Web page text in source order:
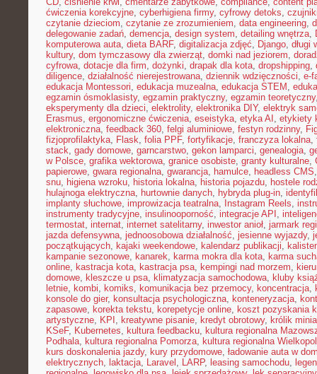
ćwiczenia korekcyjne, cyberhigiena firmy, cyfrowy detoks,
czytanie dzieciom, czytanie ze zrozumieniem, data engineering,
delegowanie zadań, demencja, design system, detailing wnętrza,
komputerowa auta, dieta BARF, digitalizacja zdjęć, Django, długi
kultury, dom tymczasowy dla zwierząt, domki nad jeziorem,
cyfrowa, dotacje dla firm, dożynki, drapak dla kota, dropshipping,
diligence, działalność nierejestrowana, dziennik wdzięczności, e-
edukacja Montessori, edukacja muzealna, edukacja STEM ,
egzamin ósmoklasisty, egzamin praktyczny, egzamin teoretyczny
eksperymenty dla dzieci, elektrolity, elektronika DIY, elektryk
Erasmus, ergonomiczne ćwiczenia, eseistyka, etyka AI , etykiety
elektroniczna, feedback 360, felgi aluminiowe, festyn rodzinny,
fizjoprofilaktyka, Flask, folia PPF, fortyfikacje, franczyza lokalna,
stack, gady domowe, garncarstwo, gekon lamparci, genealogia,
w Polsce, grafika wektorowa, granice osobiste, granty kulturalne,
papierowe, gwara regionalna, gwarancja, hamulce, headless CMS
snu, higiena wzroku, historia lokalna, historia pojazdu, hostele
hulajnoga elektryczna, hurtownie danych, hybryda plug-in,
implanty słuchowe, improwizacja teatralna, Instagram Reels,
instrumenty tradycyjne, insulinooporność, integracje API ,
termostat, internat, internet satelitarny, inwestor anioł, jarmark
jazda defensywna, jednoosobowa działalność, jesienne wyjazdy,
początkujących, kajaki weekendowe, kalendarz publikacji,
kampanie sezonowe, kanarek, karma mokra dla kota, karma
online, kastracja kota, kastracja psa, kempingi nad morzem,
domowe, kleszcze u psa, klimatyzacja samochodowa, kluby
letnie, kombi, komiks, komunikacja bez przemocy, koncentracja,
konsole do gier, konsultacja psychologiczna, konteneryzacja,
zapasowe, korekta tekstu, korepetycje online, koszt pozyskania
artystyczne, KPI , kreatywne pisanie, kredyt obrotowy, królik
KSeF, Kubernetes, kultura feedbacku, kultura regionalna
Podhala, kultura regionalna Pomorza, kultura regionalna
kurs doskonalenia jazdy, kury przydomowe, ładowanie auta w
elektrycznych, laktacja, Laravel , LARP, leasing samochodu,